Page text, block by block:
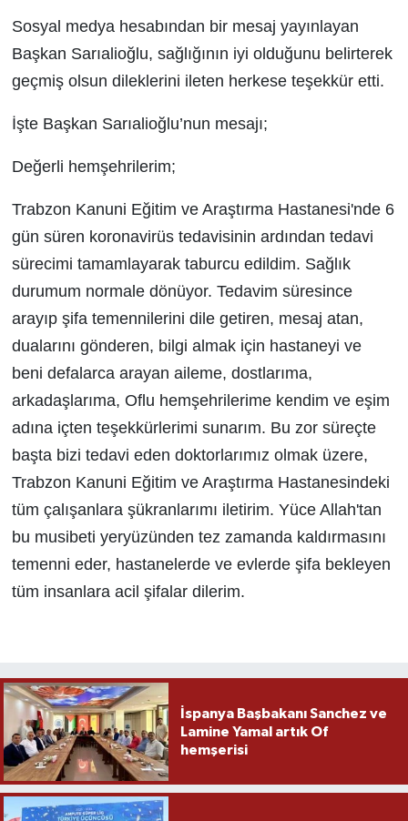
Sosyal medya hesabından bir mesaj yayınlayan
Başkan Sarıalioğlu, sağlığının iyi olduğunu belirterek
geçmiş olsun dileklerini ileten herkese teşekkür etti.
İşte Başkan Sarıalioğlu’nun mesajı;
Değerli hemşehrilerim;
Trabzon Kanuni Eğitim ve Araştırma Hastanesi'nde 6
gün süren koronavirüs tedavisinin ardından tedavi
sürecimi tamamlayarak taburcu edildim. Sağlık
durumum normale dönüyor. Tedavim süresince
arayıp şifa temennilerini dile getiren, mesaj atan,
dualarını gönderen, bilgi almak için hastaneyi ve
beni defalarca arayan aileme, dostlarıma,
arkadaşlarıma, Oflu hemşehrilerime kendim ve eşim
adına içten teşekkürlerimi sunarım. Bu zor süreçte
başta bizi tedavi eden doktorlarımız olmak üzere,
Trabzon Kanuni Eğitim ve Araştırma Hastanesindeki
tüm çalışanlara şükranlarımı iletirim. Yüce Allah'tan
bu musibeti yeryüzünden tez zamanda kaldırmasını
temenni eder, hastanelerde ve evlerde şifa bekleyen
tüm insanlara acil şifalar dilerim.
İspanya Başbakanı Sanchez ve
Lamine Yamal artık Of
hemşerisi